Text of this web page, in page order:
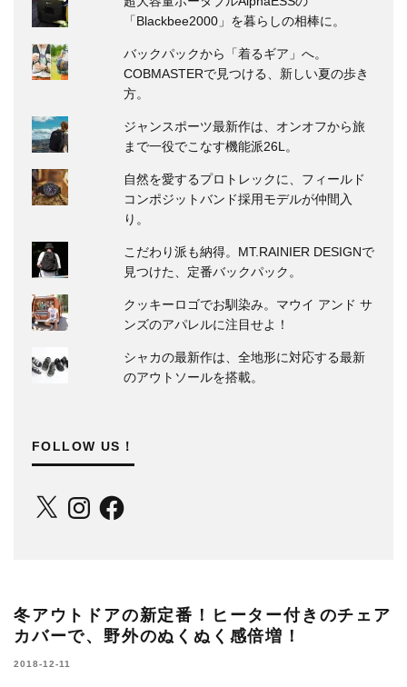
「Blackbee2000」を暮らしの相棒に。
バックパックから「着るギア」へ。
COBMASTERで見つける、新しい夏の歩き
方。
ジャンスポーツ最新作は、オンオフから旅
まで一役でこなす機能派26L。
自然を愛するプロトレックに、フィールド
コンポジットバンド採用モデルが仲間入
り。
こだわり派も納得。MT.RAINIER DESIGNで
見つけた、定番バックパック。
クッキーロゴでお馴染み。マウイ アンド サ
ンズのアパレルに注目せよ！
シャカの最新作は、全地形に対応する最新
のアウトソールを搭載。
FOLLOW US！
X InstagramFacebook
冬アウトドアの新定番！ヒーター付きのチェア
カバーで、野外のぬくぬく感倍増！
2018-12-11